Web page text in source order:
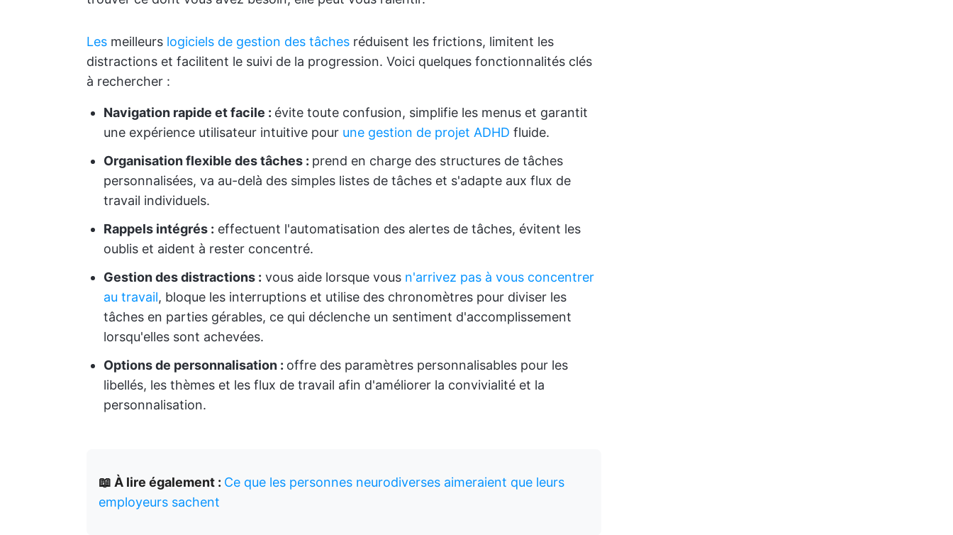
Les meilleurs logiciels de gestion des tâches réduisent les frictions, limitent les
distractions et facilitent le suivi de la progression. Voici quelques fonctionnalités clés
à rechercher :
Navigation rapide et facile : évite toute confusion, simplifie les menus et garantit
une expérience utilisateur intuitive pour une gestion de projet ADHD fluide.
Organisation flexible des tâches : prend en charge des structures de tâches
personnalisées, va au-delà des simples listes de tâches et s'adapte aux flux de
travail individuels.
Rappels intégrés : effectuent l'automatisation des alertes de tâches, évitent les
oublis et aident à rester concentré.
Gestion des distractions : vous aide lorsque vous n'arrivez pas à vous concentrer
au travail, bloque les interruptions et utilise des chronomètres pour diviser les
tâches en parties gérables, ce qui déclenche un sentiment d'accomplissement
lorsqu'elles sont achevées.
Options de personnalisation : offre des paramètres personnalisables pour les
libellés, les thèmes et les flux de travail afin d'améliorer la convivialité et la
personnalisation.
📖 À lire également : Ce que les personnes neurodiverses aimeraient que leurs
employeurs sachent